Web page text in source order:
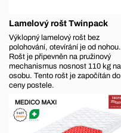
Lamelový rošt Twinpack
Výklopný lamelový rošt bez
polohování, otevírání je od nohou.
Rošt je připevněn na pružinový
mechanismus nosnost 110 kg na
osobu. Tento rošt je započítán do
ceny postele.